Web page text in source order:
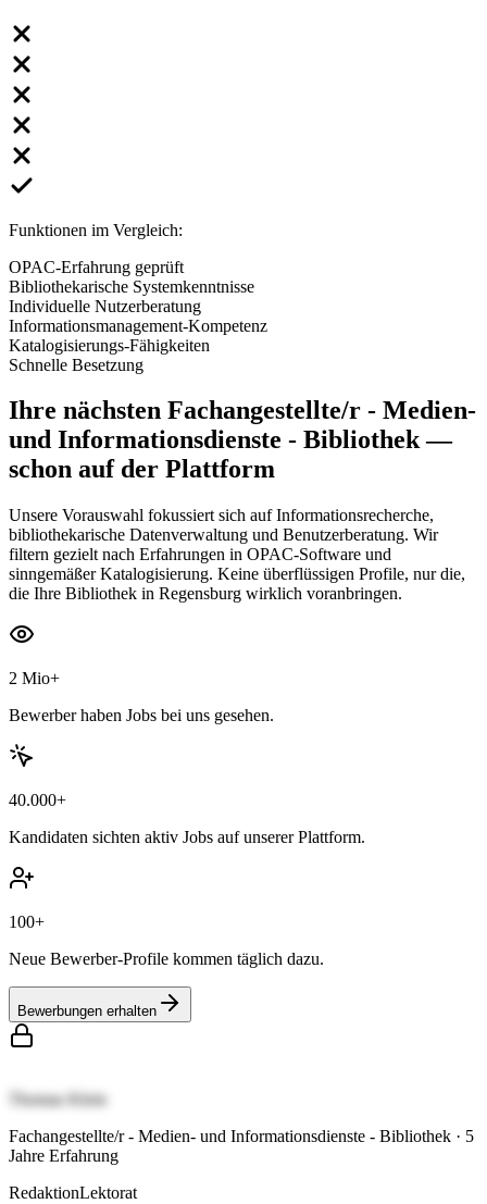
Funktionen im Vergleich:
OPAC-Erfahrung geprüft
Bibliothekarische Systemkenntnisse
Individuelle Nutzerberatung
Informationsmanagement-Kompetenz
Katalogisierungs-Fähigkeiten
Schnelle Besetzung
Ihre nächsten Fachangestellte/r - Medien-
und Informationsdienste - Bibliothek—
schon auf der Plattform
Unsere Vorauswahl fokussiert sich auf Informationsrecherche,
bibliothekarische Datenverwaltung und Benutzerberatung. Wir
filtern gezielt nach Erfahrungen in OPAC-Software und
sinngemäßer Katalogisierung. Keine überflüssigen Profile, nur die,
die Ihre Bibliothek in Regensburg wirklich voranbringen.
2 Mio+
Bewerber haben Jobs bei uns gesehen.
40.000+
Kandidaten sichten aktiv Jobs auf unserer Plattform.
100+
Neue Bewerber-Profile kommen täglich dazu.
Bewerbungen erhalten
Thomas Klein
Fachangestellte/r - Medien- und Informationsdienste - Bibliothek · 5
Jahre Erfahrung
RedaktionLektorat